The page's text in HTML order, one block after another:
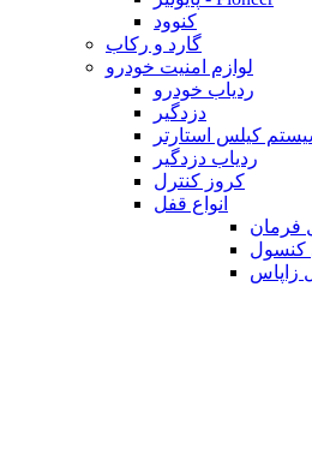
کنوود
گارد و رکاب
لوازم امنیت خودرو
ردیاب خودرو
دزدگیر
کیلس استارتر
ردیاب دزدگیر
کروز کنترل
انواع قفل
فرمان
کنسول
زاپاس